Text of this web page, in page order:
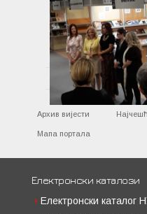
Архив вијести
Мапа портала
Електронски каталози
Електронски каталог